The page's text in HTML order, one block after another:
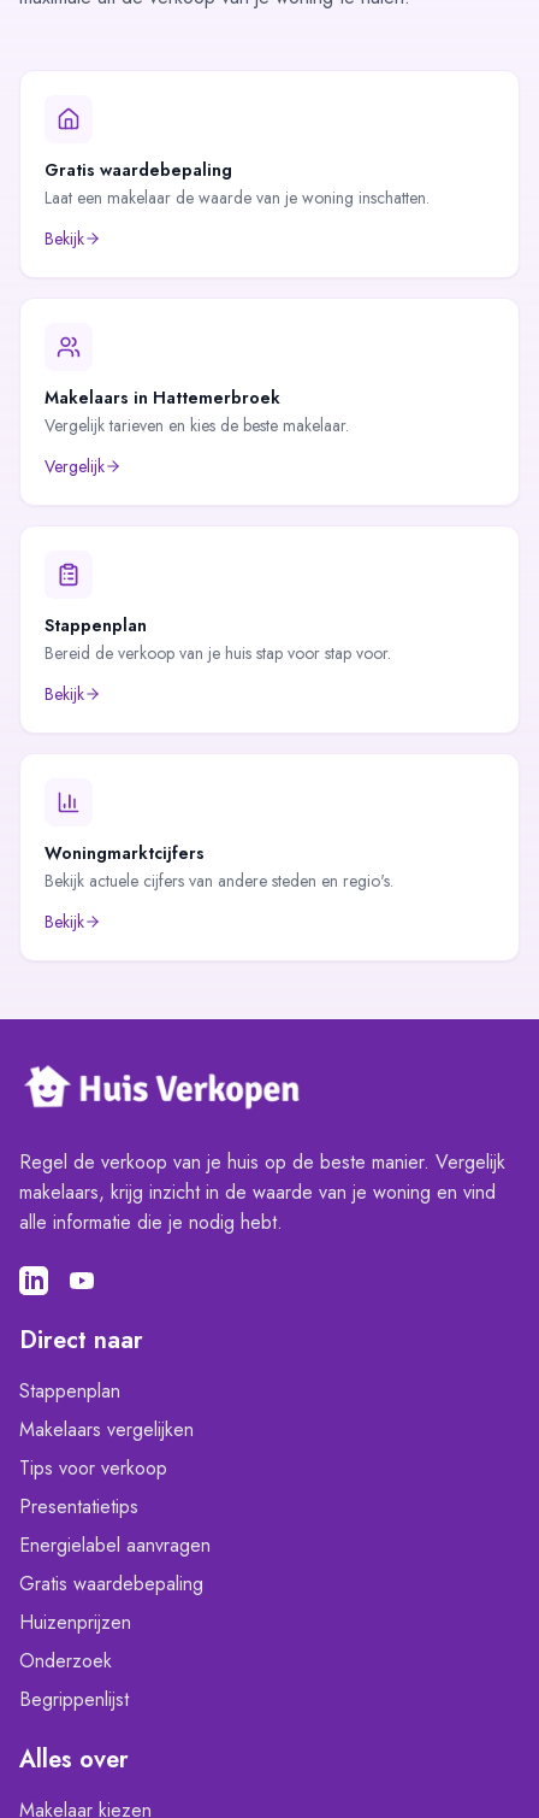
Gratis waardebepaling
Laat een makelaar de waarde van je woning inschatten.
Bekijk
Makelaars in Hattemerbroek
Vergelijk tarieven en kies de beste makelaar.
Vergelijk
Stappenplan
Bereid de verkoop van je huis stap voor stap voor.
Bekijk
Woningmarktcijfers
Bekijk actuele cijfers van andere steden en regio's.
Bekijk
Regel de verkoop van je huis op de beste manier. Vergelijk
makelaars, krijg inzicht in de waarde van je woning en vind
alle informatie die je nodig hebt.
Direct naar
Stappenplan
Makelaars vergelijken
Tips voor verkoop
Presentatietips
Energielabel aanvragen
Gratis waardebepaling
Huizenprijzen
Onderzoek
Begrippenlijst
Alles over
Makelaar kiezen